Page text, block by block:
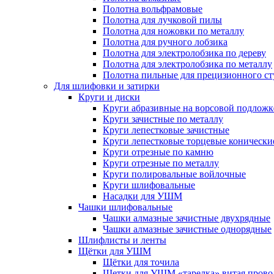
Полотна вольфрамовые
Полотна для лучковой пилы
Полотна для ножовки по металлу
Полотна для ручного лобзика
Полотна для электролобзика по дереву
Полотна для электролобзика по металлу
Полотна пильные для прецизионного
Для шлифовки и затирки
Круги и диски
Круги абразивные на ворсовой
Круги зачистные по металлу
Круги лепестковые зачистные
Круги лепестковые торцевые
Круги отрезные по камню
Круги отрезные по металлу
Круги полировальные войлочные
Круги шлифовальные
Насадки для УШМ
Чашки шлифовальные
Чашки алмазные зачистные двухрядные
Чашки алмазные зачистные однорядные
Шлифлисты и ленты
Щётки для УШМ
Щётки для точила